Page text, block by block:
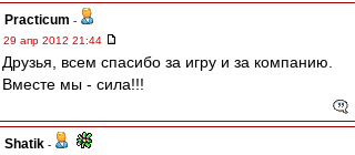
Practicum -
29 апр 2012 21:44
Друзья, всем спасибо за игру и за компанию.
Вместе мы - сила!!!
Shatik -